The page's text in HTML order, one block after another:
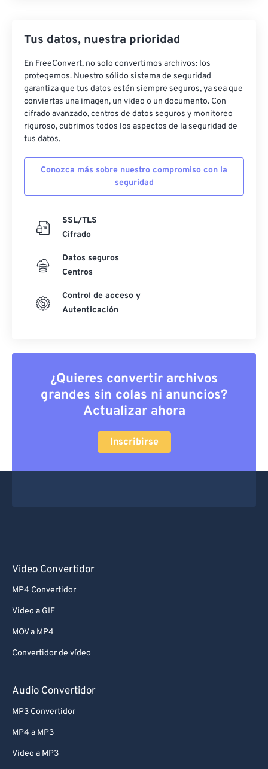
Tus datos, nuestra prioridad
En FreeConvert, no solo convertimos archivos: los
protegemos. Nuestro sólido sistema de seguridad
garantiza que tus datos estén siempre seguros, ya sea que
conviertas una imagen, un video o un documento. Con
cifrado avanzado, centros de datos seguros y monitoreo
riguroso, cubrimos todos los aspectos de la seguridad de
tus datos.
Conozca más sobre nuestro compromiso con la
seguridad
SSL/TLS
Cifrado
Datos seguros
Centros
Control de acceso y
Autenticación
¿Quieres convertir archivos
grandes sin colas ni anuncios?
Actualizar ahora
Inscribirse
Video Convertidor
MP4 Convertidor
Video a GIF
MOV a MP4
Convertidor de vídeo
Audio Convertidor
MP3 Convertidor
MP4 a MP3
Video a MP3